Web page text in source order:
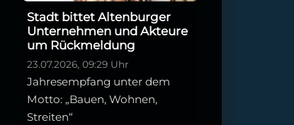
Stadt bittet Altenburger
Unternehmen und Akteure
um Rückmeldung
23.07.2026, 09:29 Uhr
Jahresempfang unter dem
Motto: „Bauen, Wohnen,
Streiten“